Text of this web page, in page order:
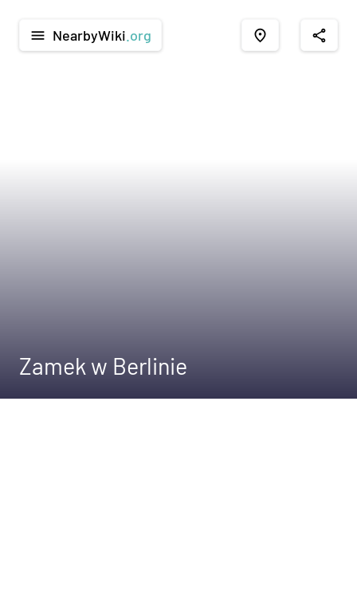
menu NearbyWiki .org place share
Zamek w Berlinie